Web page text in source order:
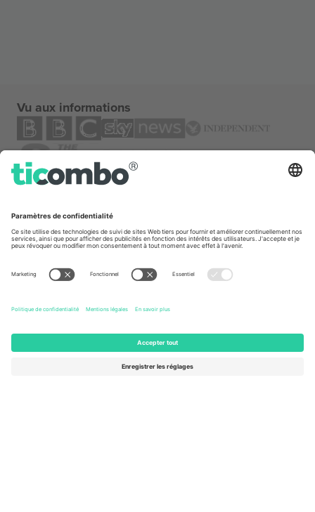
Vu aux informations
À propos de
Imprimer
Services de l'entreprise
Hôtels
Nous contacter